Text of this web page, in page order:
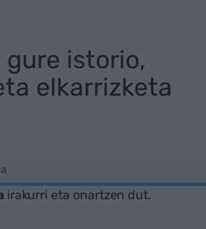
istorio,
elkarrizketa
irakurri eta onartzen dut.